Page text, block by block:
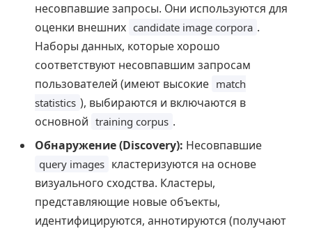
несовпавшие запросы. Они используются для
оценки внешних candidate image corpora .
Наборы данных, которые хорошо
соответствуют несовпавшим запросам
пользователей (имеют высокие match
statistics ), выбираются и включаются в
основной training corpus .
Обнаружение (Discovery): Несовпавшие
query images кластеризуются на основе
визуального сходства. Кластеры,
представляющие новые объекты,
идентифицируются, аннотируются (получают